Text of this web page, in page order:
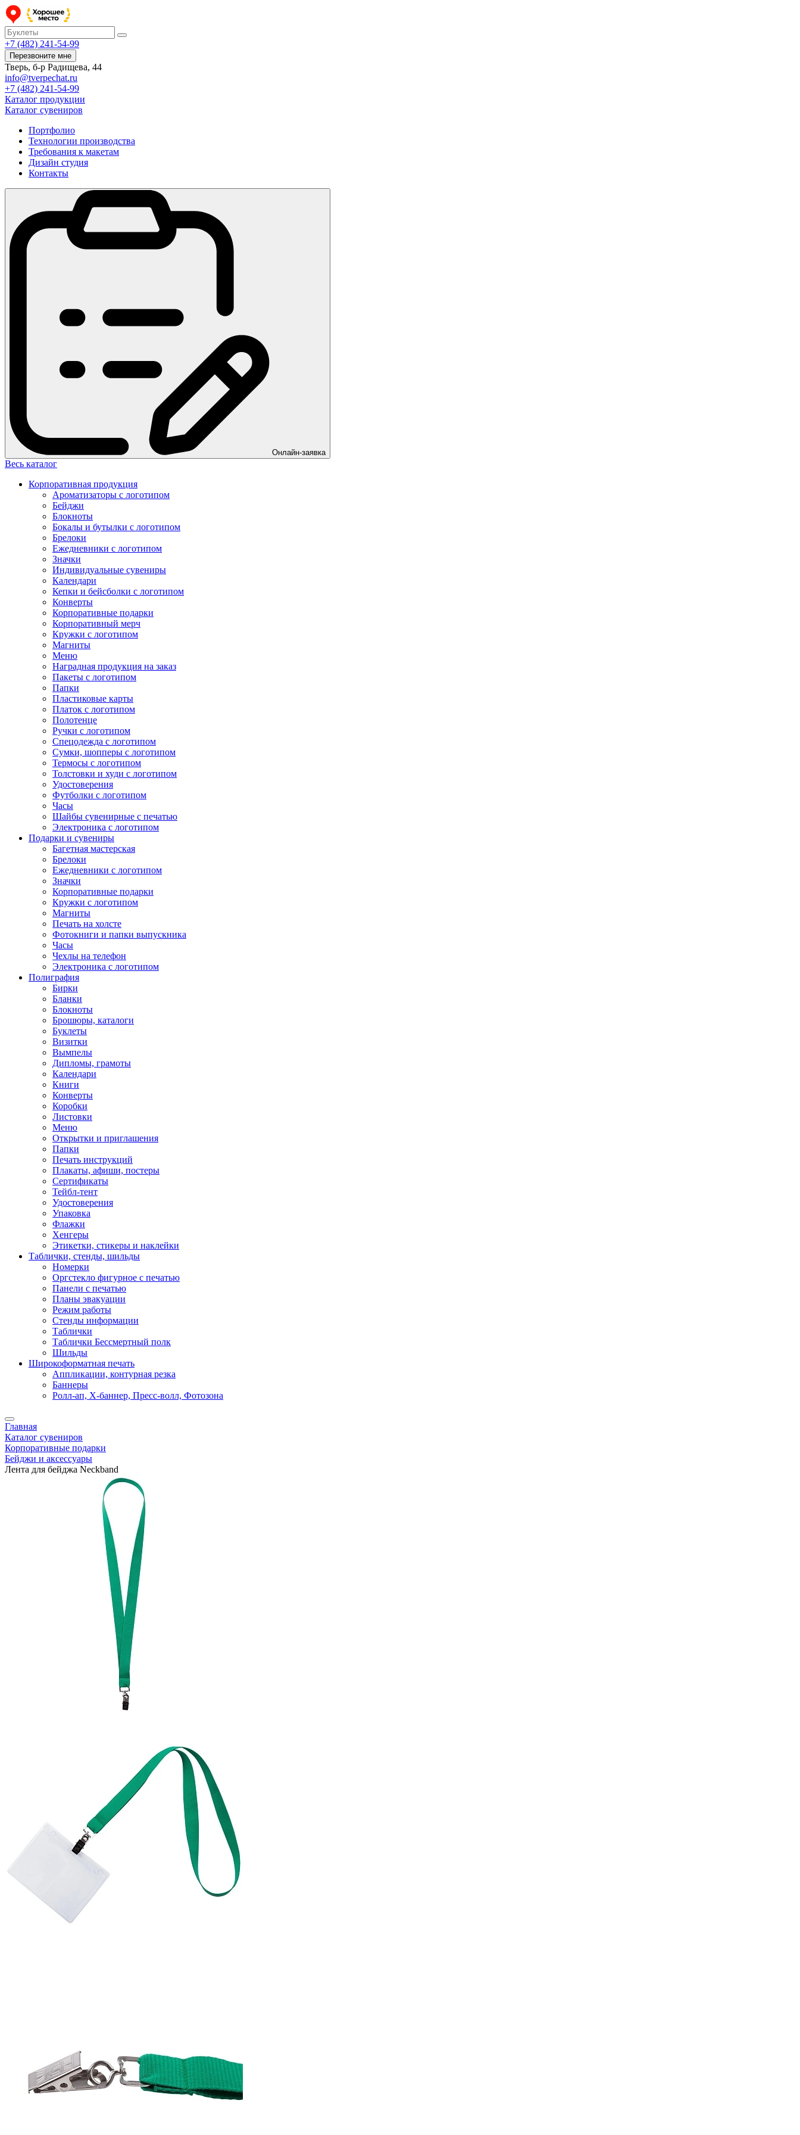
+7 (482) 241-54-99
Перезвоните мне
Тверь, б-р Радищева, 44
info@tverpechat.ru
+7 (482) 241-54-99
Каталог продукции
Каталог сувениров
Портфолио
Технологии производства
Требования к макетам
Дизайн студия
Контакты
Онлайн-заявка
Весь каталог
Корпоративная продукция
Ароматизаторы с логотипом
Бейджи
Блокноты
Бокалы и бутылки с логотипом
Брелоки
Ежедневники с логотипом
Значки
Индивидуальные сувениры
Календари
Кепки и бейсболки с логотипом
Конверты
Корпоративные подарки
Корпоративный мерч
Кружки с логотипом
Магниты
Меню
Наградная продукция на заказ
Пакеты с логотипом
Папки
Пластиковые карты
Платок с логотипом
Полотенце
Ручки с логотипом
Спецодежда с логотипом
Сумки, шопперы с логотипом
Термосы с логотипом
Толстовки и худи с логотипом
Удостоверения
Футболки с логотипом
Часы
Шайбы сувенирные с печатью
Электроника с логотипом
Подарки и сувениры
Багетная мастерская
Брелоки
Ежедневники с логотипом
Значки
Корпоративные подарки
Кружки с логотипом
Магниты
Печать на холсте
Фотокниги и папки выпускника
Часы
Чехлы на телефон
Электроника с логотипом
Полиграфия
Бирки
Бланки
Блокноты
Брошюры, каталоги
Буклеты
Визитки
Вымпелы
Дипломы, грамоты
Календари
Книги
Конверты
Коробки
Листовки
Меню
Открытки и приглашения
Папки
Печать инструкций
Плакаты, афиши, постеры
Сертификаты
Тейбл-тент
Удостоверения
Упаковка
Флажки
Хенгеры
Этикетки, стикеры и наклейки
Таблички, стенды, шильды
Номерки
Оргстекло фигурное с печатью
Панели с печатью
Планы эвакуации
Режим работы
Стенды информации
Таблички
Таблички Бессмертный полк
Шильды
Широкоформатная печать
Аппликации, контурная резка
Баннеры
Ролл-ап, X-баннер, Пресс-волл, Фотозона
Главная
Каталог сувениров
Корпоративные подарки
Бейджи и аксессуары
Лента для бейджа Neckband